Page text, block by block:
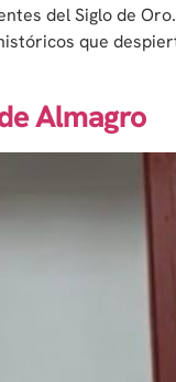
del Siglo de
que
Almagro